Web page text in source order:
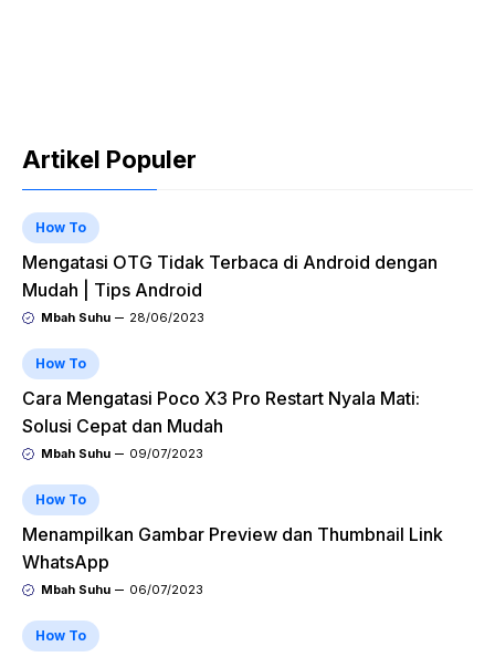
Artikel Populer
How To
Mengatasi OTG Tidak Terbaca di Android dengan
Mudah | Tips Android
Mbah Suhu 28/06/2023
How To
Cara Mengatasi Poco X3 Pro Restart Nyala Mati:
Solusi Cepat dan Mudah
Mbah Suhu 09/07/2023
How To
Menampilkan Gambar Preview dan Thumbnail Link
WhatsApp
Mbah Suhu 06/07/2023
How To